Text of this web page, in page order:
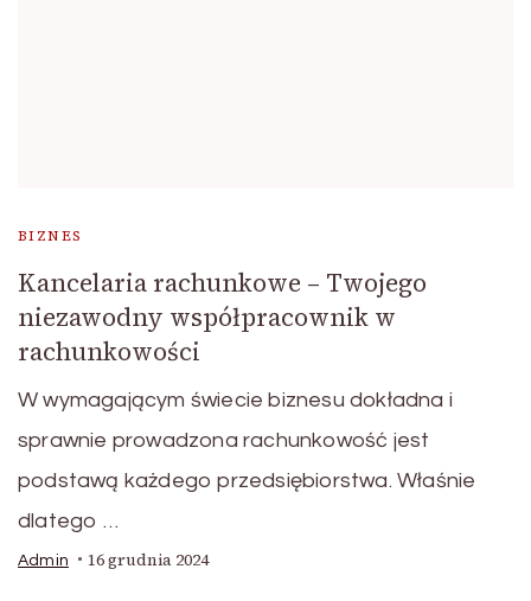
BIZNES
Kancelaria rachunkowe – Twojego
niezawodny współpracownik w
rachunkowości
W wymagającym świecie biznesu dokładna i
sprawnie prowadzona rachunkowość jest
podstawą każdego przedsiębiorstwa. Właśnie
dlatego …
Admin 16 grudnia 2024